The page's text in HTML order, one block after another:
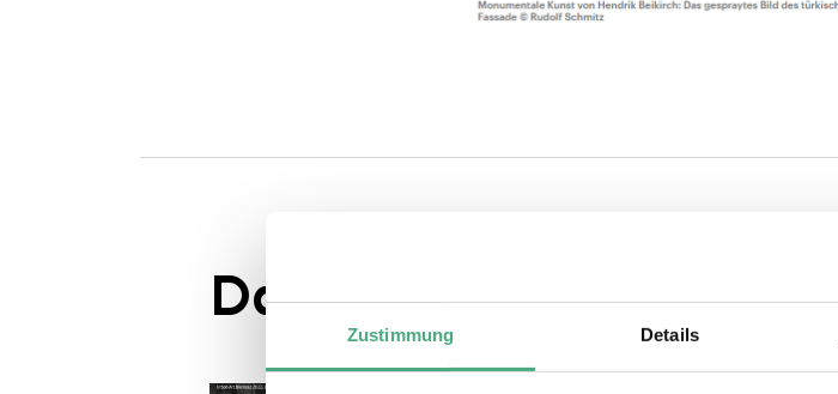
Zustimmung Details
Das könnte Sie auch